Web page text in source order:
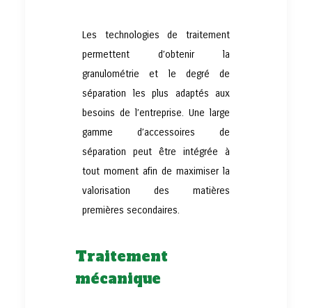
Les technologies de traitement
permettent d’obtenir la
granulométrie et le degré de
séparation les plus adaptés aux
besoins de l’entreprise. Une large
gamme d’accessoires de
séparation peut être intégrée à
tout moment afin de maximiser la
valorisation des matières
premières secondaires.
Traitement
mécanique